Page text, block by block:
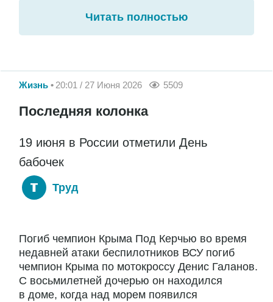
Читать полностью
Жизнь 20:01 / 27 Июня 2026 5509
Последняя колонка
19 июня в России отметили День
бабочек
Труд
Погиб чемпион Крыма Под Керчью во время
недавней атаки беспилотников ВСУ погиб
чемпион Крыма по мотокроссу Денис Галанов.
С восьмилетней дочерью он находился
в доме, когда над морем появился